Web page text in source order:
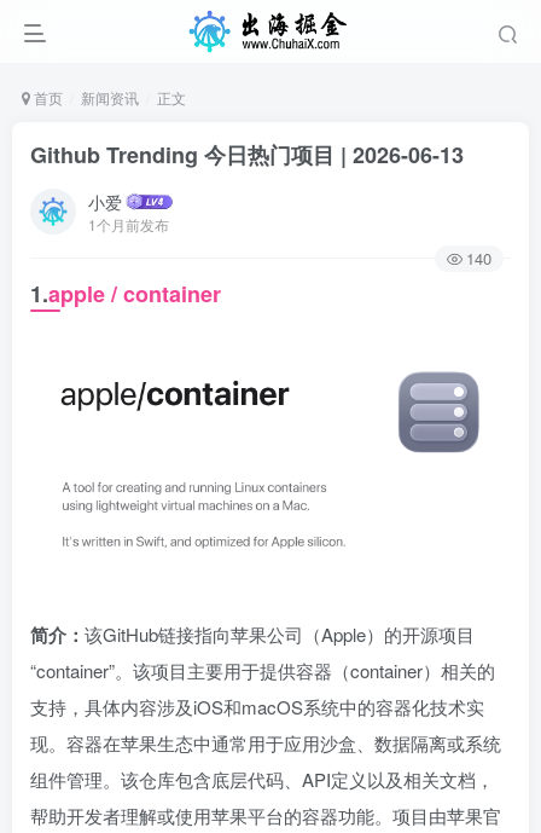
首页 新闻资讯 正文
Github Trending 今日热门项目 | 2026-06-13
小爱
1个月前发布
140
1.apple / container
简介： 该GitHub链接指向苹果公司（Apple）的开源项目
“container”。该项目主要用于提供容器（container）相关的
支持，具体内容涉及iOS和macOS系统中的容器化技术实
现。容器在苹果生态中通常用于应用沙盒、数据隔离或系统
组件管理。该仓库包含底层代码、API定义以及相关文档，
帮助开发者理解或使用苹果平台的容器功能。项目由苹果官